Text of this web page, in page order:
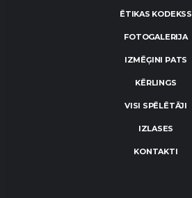
ĒTIKAS KODEKSS
FOTOGALERIJA
IZMĒĢINI PATS
KĒRLINGS
VISI SPĒLĒTĀJI
IZLASES
KONTAKTI